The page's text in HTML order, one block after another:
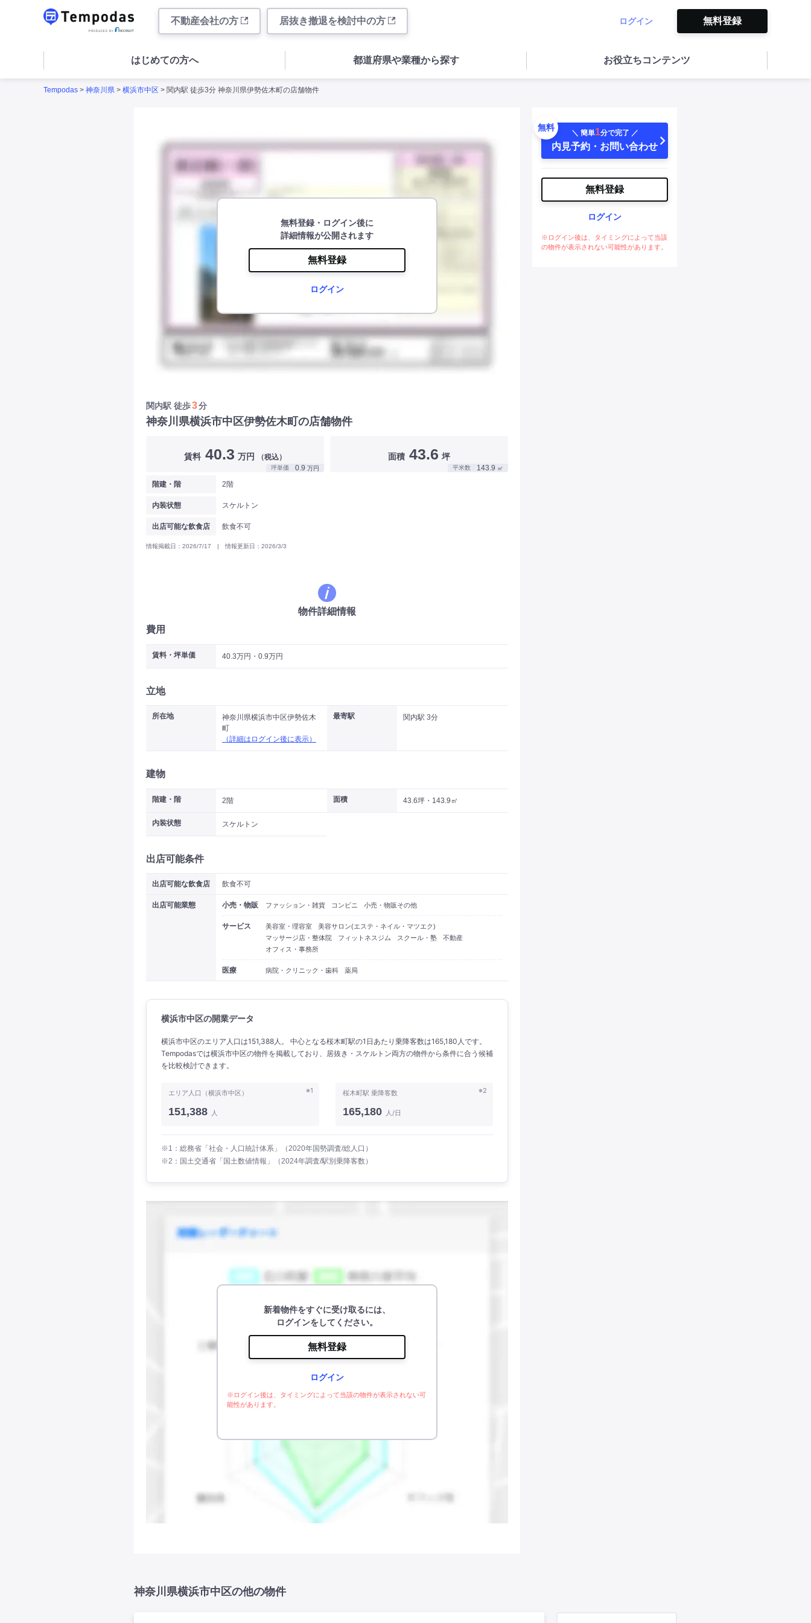
不動産会社の方 居抜き撤退を検討中の方 ログイン 無料登録
はじめての方へ 都道府県や業種から探す お役立ちコンテンツ
Tempodas > 神奈川県 > 横浜市中区 > 関内駅 徒歩3分 神奈川県伊勢佐木町の店舗物件
無料登録・ログイン後に
詳細情報が公開されます
無料登録
ログイン
関内駅 徒歩3分
神奈川県横浜市中区伊勢佐木町の店舗物件
賃料 40.3 万円 （税込）
坪単価 0.9 万円
面積 43.6 坪
平米数 143.9 ㎡
階建・階 2階
内装状態 スケルトン
出店可能な飲食店 飲食不可
情報掲載日：2026/7/17 | 情報更新日：2026/3/3
物件詳細情報
費用
賃料・坪単価 40.3万円・0.9万円
立地
所在地
神奈川県横浜市中区伊勢佐木
町
（詳細はログイン後に表示）
最寄駅 関内駅 3分
建物
階建・階 2階 面積 43.6坪・143.9㎡
内装状態 スケルトン
出店可能条件
出店可能な飲食店 飲食不可
出店可能業態 小売・物販 ファッション・雑貨 コンビニ 小売・物販その他
サービス 美容室・理容室
美容サロン(エステ・ネイル・マツエク)
マッサージ店・整体院
フィットネスジム スクール・塾
不動産
オフィス・事務所
医療 病院・クリニック・歯科 薬局
横浜市中区の開業データ
横浜市中区のエリア人口は151,388人。 中心となる桜木町駅の1日あたり乗降客数は165,180人です。
Tempodasでは横浜市中区の物件を掲載しており、居抜き・スケルトン両方の物件から条件に合う候補
を比較検討できます。
※1
エリア人口（横浜市中区）
151,388 人
※2
桜木町駅 乗降客数
165,180 人/日
※1：総務省「社会・人口統計体系」（2020年国勢調査/総人口）
※2：国土交通省「国土数値情報」（2024年調査/駅別乗降客数）
新着物件をすぐに受け取るには、
ログインをしてください。
無料登録
ログイン
※ログイン後は、タイミングによって当該の物件が表示されない可
能性があります。
無料
＼ 簡単1分で完了 ／
内見予約・お問い合わせ
無料登録
ログイン
※ログイン後は、タイミングによって当該
の物件が表示されない可能性があります。
神奈川県横浜市中区の他の物件